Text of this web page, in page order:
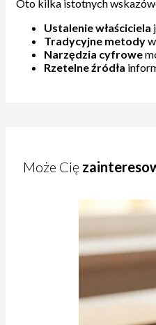
Oto kilka istotnych
Ustalenie właściciela
Tradycyjne metody
Narzędzia cyfrowe
Rzetelne źródła
Może Cię